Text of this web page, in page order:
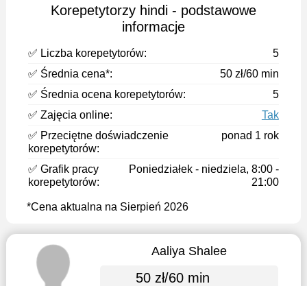
Korepetytorzy hindi - podstawowe
informacje
✅ Liczba korepetytorów:
5
✅ Średnia cena*:
50 zł/60 min
✅ Średnia ocena korepetytorów:
5
✅ Zajęcia online:
Tak
✅ Przeciętne doświadczenie
korepetytorów:
ponad 1 rok
✅ Grafik pracy
korepetytorów:
Poniedziałek - niedziela, 8:00 -
21:00
*Cena aktualna na Sierpień 2026
Aaliya Shalee
50 zł/60 min